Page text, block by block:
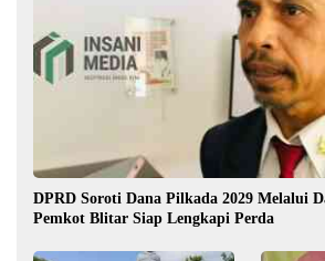
DPRD Soroti Dana Pilkada 2029 Melalui
Pemkot Blitar Siap Lengkapi Perda